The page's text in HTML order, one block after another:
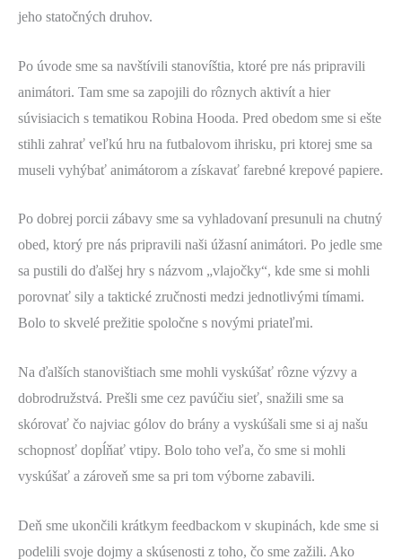
jeho statočných druhov.
Po úvode sme sa navštívili stanovíštia, ktoré pre nás pripravili
animátori. Tam sme sa zapojili do rôznych aktivít a hier
súvisiacich s tematikou Robina Hooda. Pred obedom sme si ešte
stihli zahrať veľkú hru na futbalovom ihrisku, pri ktorej sme sa
museli vyhýbať animátorom a získavať farebné krepové papiere.
Po dobrej porcii zábavy sme sa vyhladovaní presunuli na chutný
obed, ktorý pre nás pripravili naši úžasní animátori. Po jedle sme
sa pustili do ďalšej hry s názvom „vlajočky“, kde sme si mohli
porovnať sily a taktické zručnosti medzi jednotlivými tímami.
Bolo to skvelé prežitie spoločne s novými priateľmi.
Na ďalších stanovištiach sme mohli vyskúšať rôzne výzvy a
dobrodružstvá. Prešli sme cez pavúčiu sieť, snažili sme sa
skórovať čo najviac gólov do brány a vyskúšali sme si aj našu
schopnosť dopĺňať vtipy. Bolo toho veľa, čo sme si mohli
vyskúšať a zároveň sme sa pri tom výborne zabavili.
Deň sme ukončili krátkym feedbackom v skupinách, kde sme si
podelili svoje dojmy a skúsenosti z toho, čo sme zažili. Ako